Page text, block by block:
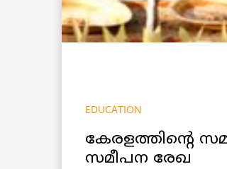
EDUCATION
കേരളത്തിന്റെ
സമീപന രേഖ